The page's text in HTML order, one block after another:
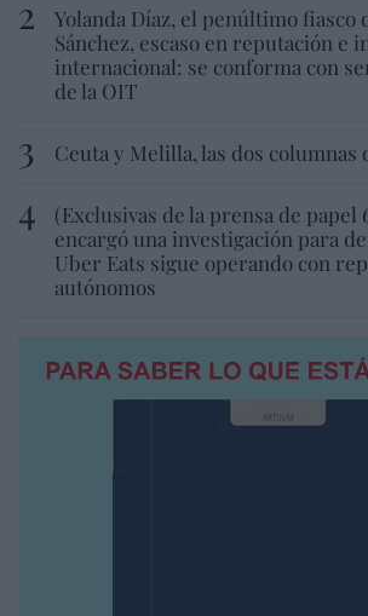
Yolanda Díaz, el penúltimo fiasco
Sánchez, escaso en reputación e
internacional: se conforma con
de la OIT
Ceuta y Melilla, las dos columnas
(Exclusivas de la prensa de papel
encargó una investigación para
Uber Eats sigue operando con
autónomos